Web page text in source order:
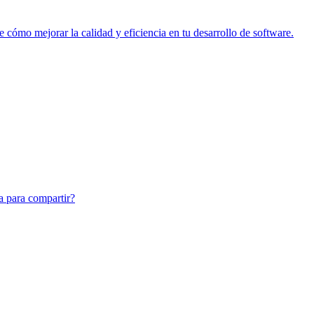
cómo mejorar la calidad y eficiencia en tu desarrollo de software.
para compartir?